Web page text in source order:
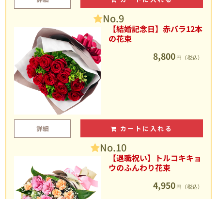
No.9
【結婚記念日】赤バラ12本
の花束
8,800 円（税込）
詳細 カートに入れる
No.10
【退職祝い】トルコキキョ
ウのふんわり花束
4,950 円（税込）